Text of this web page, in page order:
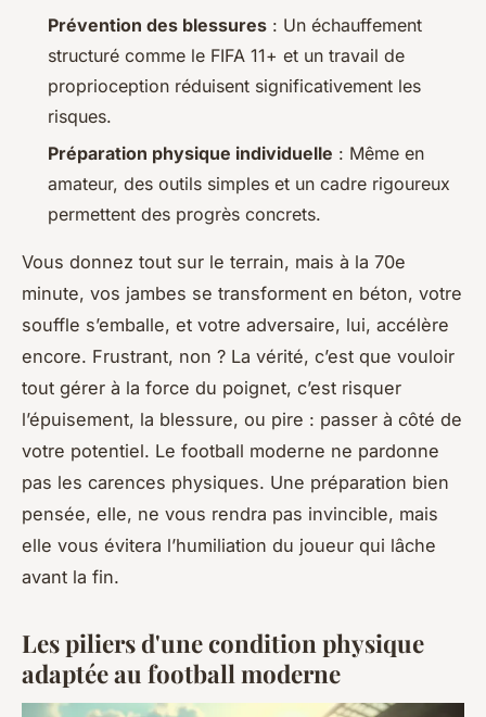
Prévention des blessures : Un échauffement
structuré comme le FIFA 11+ et un travail de
proprioception réduisent significativement les
risques.
Préparation physique individuelle : Même en
amateur, des outils simples et un cadre rigoureux
permettent des progrès concrets.
Vous donnez tout sur le terrain, mais à la 70e
minute, vos jambes se transforment en béton, votre
souffle s’emballe, et votre adversaire, lui, accélère
encore. Frustrant, non ? La vérité, c’est que vouloir
tout gérer à la force du poignet, c’est risquer
l’épuisement, la blessure, ou pire : passer à côté de
votre potentiel. Le football moderne ne pardonne
pas les carences physiques. Une préparation bien
pensée, elle, ne vous rendra pas invincible, mais
elle vous évitera l’humiliation du joueur qui lâche
avant la fin.
Les piliers d'une condition physique
adaptée au football moderne